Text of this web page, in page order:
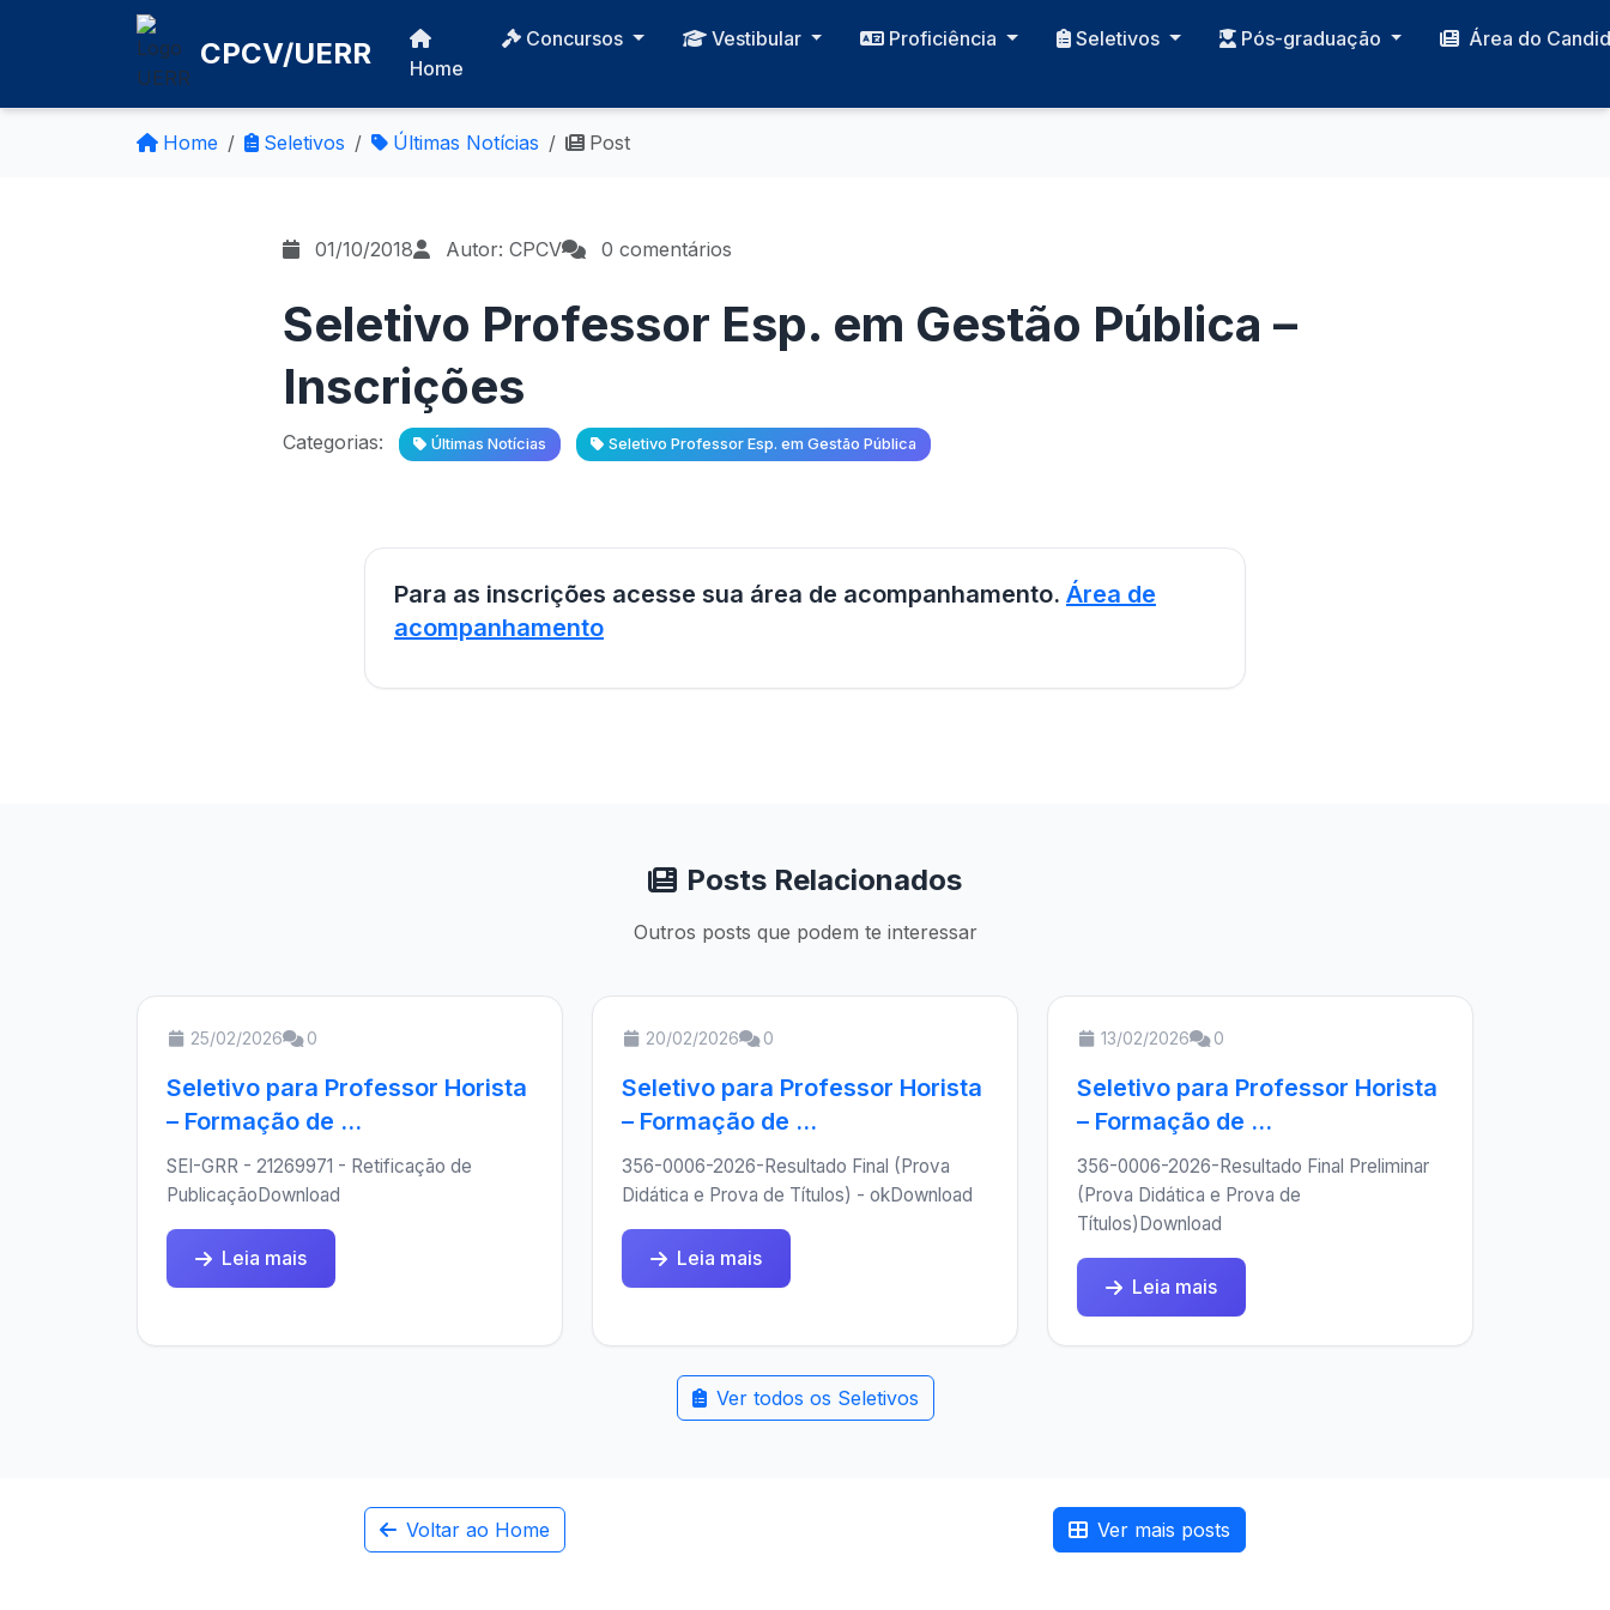
CPCV/UERR Home
Concursos Vestibular Proficiência Seletivos Pós-graduação Área do
Home Seletivos Últimas Notícias Post
01/10/2018 Autor: CPCV 0 comentários
Seletivo Professor Esp. em Gestão Pública –
Inscrições
Categorias: Últimas Notícias Seletivo Professor Esp. em Gestão Pública
Para as inscrições acesse sua área de acompanhamento. Área de
acompanhamento
Posts Relacionados
Outros posts que podem te interessar
25/02/2026 0
Seletivo para Professor Horista
– Formação de ...
SEI-GRR - 21269971 - Retificação de
PublicaçãoDownload
Leia mais
20/02/2026 0
Seletivo para Professor Horista
– Formação de ...
356-0006-2026-Resultado Final (Prova
Didática e Prova de Títulos) - okDownload
Leia mais
13/02/2026 0
Seletivo para Professor Horista
– Formação de ...
356-0006-2026-Resultado Final Preliminar
(Prova Didática e Prova de
Títulos)Download
Leia mais
Ver todos os Seletivos
Voltar ao Home Ver mais posts